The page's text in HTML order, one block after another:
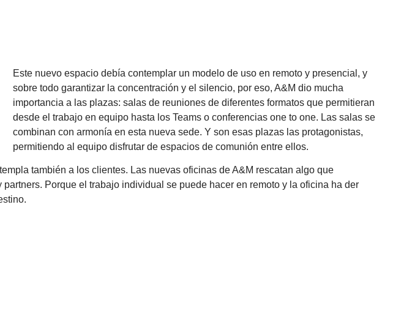
Este nuevo espacio debía contemplar un modelo de uso en remoto y presencial, y
sobre todo garantizar la concentración y el silencio, por eso, A&M dio mucha
importancia a las plazas: salas de reuniones de diferentes formatos que permitieran
desde el trabajo en equipo hasta los Teams o conferencias one to one. Las salas se
combinan con armonía en esta nueva sede. Y son esas plazas las protagonistas,
permitiendo al equipo disfrutar de espacios de comunión entre ellos.
también a los clientes. Las nuevas oficinas de A&M rescatan algo que
Porque el trabajo individual se puede hacer en remoto y la oficina ha der